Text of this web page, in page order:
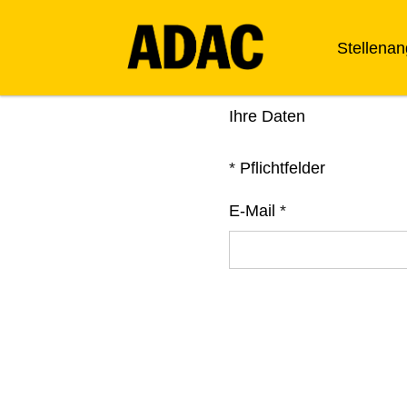
Ihre Daten
* Pflichtfelder
E-Mail *